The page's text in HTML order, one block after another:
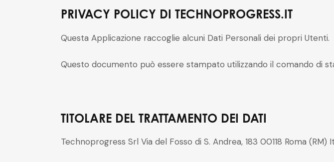
PRIVACY POLICY DI TECHNOPROGRESS.IT
Questa Applicazione raccoglie alcuni Dati Personali dei propri Utenti.
Questo documento può essere stampato utilizzando il comando di
TITOLARE DEL TRATTAMENTO DEI DATI
Technoprogress Srl Via del Fosso di S. Andrea, 183 00118 Roma (RM)